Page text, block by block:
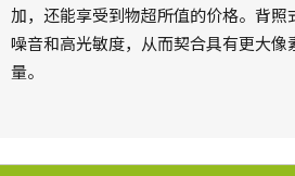
加，还能享受到物超所值的价格。背
噪音和高光敏度，从而契合具有更大
量。